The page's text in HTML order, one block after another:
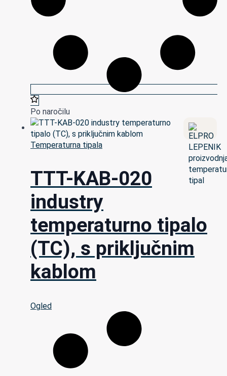
Po naročilu
Temperaturna tipala
TTT-KAB-020
industry
temperaturno tipalo
(TC), s priključnim
kablom
Ogled